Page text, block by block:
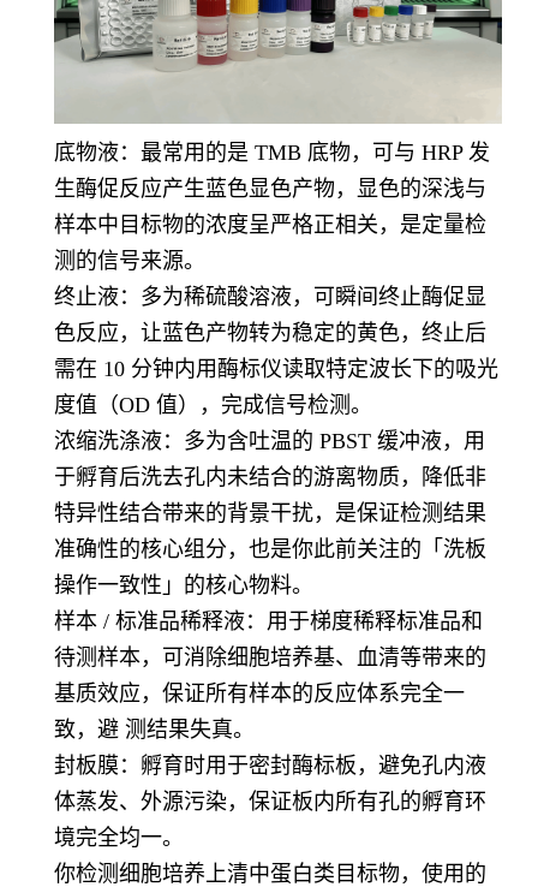
底物液：最常用的是 TMB 底物，可与 HRP 发
生酶促反应产生蓝色显色产物，显色的深浅与
样本中目标物的浓度呈严格正相关，是定量检
测的信号来源。
终止液：多为稀硫酸溶液，可瞬间终止酶促显
色反应，让蓝色产物转为稳定的黄色，终止后
需在 10 分钟内用酶标仪读取特定波长下的吸光
度值（OD 值），完成信号检测。
浓缩洗涤液：多为含吐温的 PBST 缓冲液，用
于孵育后洗去孔内未结合的游离物质，降低非
特异性结合带来的背景干扰，是保证检测结果
准确性的核心组分，也是你此前关注的「洗板
操作一致性」的核心物料。
样本 / 标准品稀释液：用于梯度稀释标准品和
待测样本，可消除细胞培养基、血清等带来的
基质效应，保证所有样本的反应体系完全一
致，避 测结果失真。
封板膜：孵育时用于密封酶标板，避免孔内液
体蒸发、外源污染，保证板内所有孔的孵育环
境完全均一。
你检测细胞培养上清中蛋白类目标物，使用的